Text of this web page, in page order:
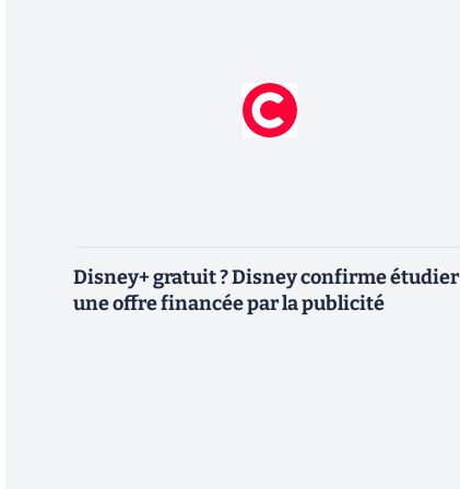
Disney+ gratuit ? Disney confirme étudier
une offre financée par la publicité